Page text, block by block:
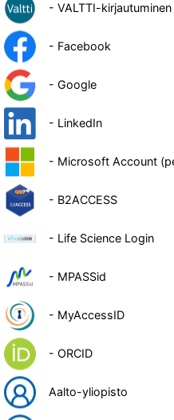
- VALTTI-kirjautuminen
- Facebook
- Google
- LinkedIn
- Microsoft Account
- B2ACCESS
- Life Science Login
- MPASSid
- MyAccessID
- ORCID
Aalto-yliopisto